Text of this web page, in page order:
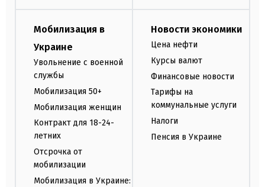
Мобилизация в
Украине
Увольнение с военной
службы
Мобилизация 50+
Мобилизация женщин
Контракт для 18-24-
летних
Отсрочка от
мобилизации
Мобилизация в Украине:
Новости экономики
Цена нефти
Курсы валют
Финансовые новости
Тарифы на
коммунальные услуги
Налоги
Пенсия в Украине